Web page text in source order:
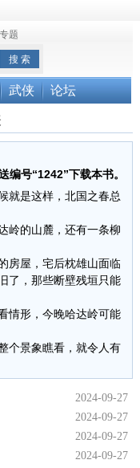
专题
武侠 论坛
编号“1242”下载本书。
就是这样，北国之春总
岭的山麓，还有一条柳
房屋，宅后枕雄山面临
了，那些断壁残垣只能
情形，今晚哈达岭可能
个景象瞧看，就令人有
2024-09-27
2024-09-27
2024-09-27
2024-09-27